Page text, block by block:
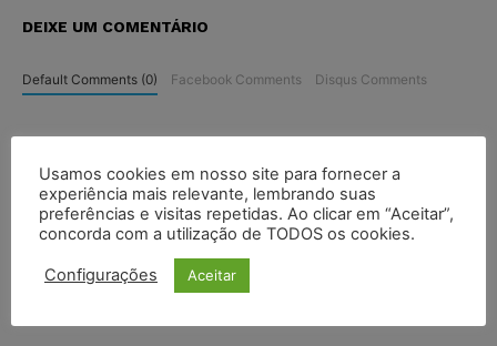
DEIXE UM COMENTÁRIO
Default Comments (0) Facebook Comments Disqus Comments
Usamos cookies em nosso site para fornecer a
experiência mais relevante, lembrando suas
preferências e visitas repetidas. Ao clicar em “Aceitar”,
concorda com a utilização de TODOS os cookies.
Configurações Aceitar